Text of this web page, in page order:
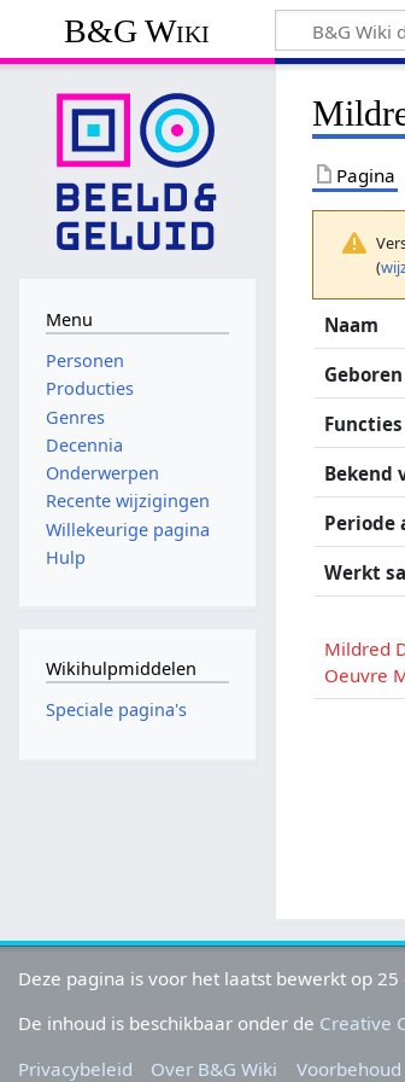
B&G Wiki
Pagina
(
Naam
Geboren
Functies
Bekend
Periode
Werkt
Mildred
Oeuvre
Menu
Personen
Producties
Genres
Decennia
Onderwerpen
Recente wijzigingen
Willekeurige pagina
Hulp
Wikihulpmiddelen
Speciale pagina's
Deze pagina is voor het laatst bewerkt op
De inhoud is beschikbaar onder de Creative
Privacybeleid
Over B&G Wiki Voorbehoud